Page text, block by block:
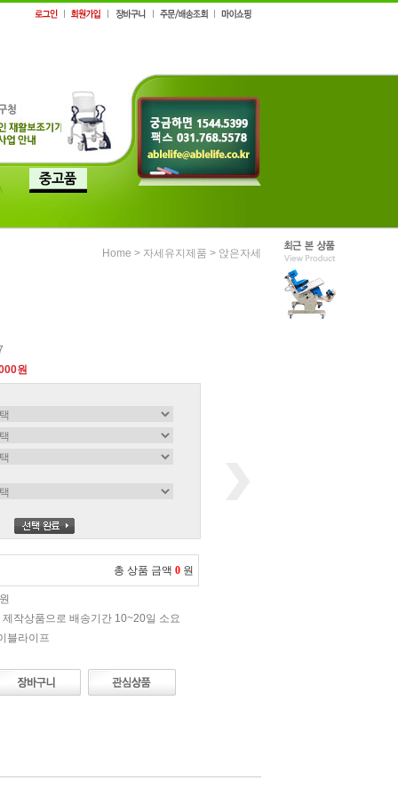
Home > 자세유지제품 > 앉은자세
원
총 상품 금액 0 원
작상품으로 배송기간 10~20일 소요
블라이프